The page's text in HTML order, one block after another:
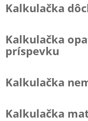
Kalkulačka
Kalkulačka
príspevku
Kalkulačka
Kalkulačka